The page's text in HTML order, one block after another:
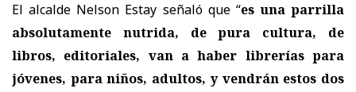
El alcalde Nelson Estay señaló que “es una parrilla
absolutamente nutrida, de pura cultura, de
libros, editoriales, van a haber librerías para
jóvenes, para niños, adultos, y vendrán estos dos